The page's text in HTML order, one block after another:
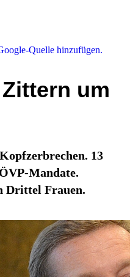
Quelle hinzufügen.
um
13
Mandate.
Drittel Frauen.